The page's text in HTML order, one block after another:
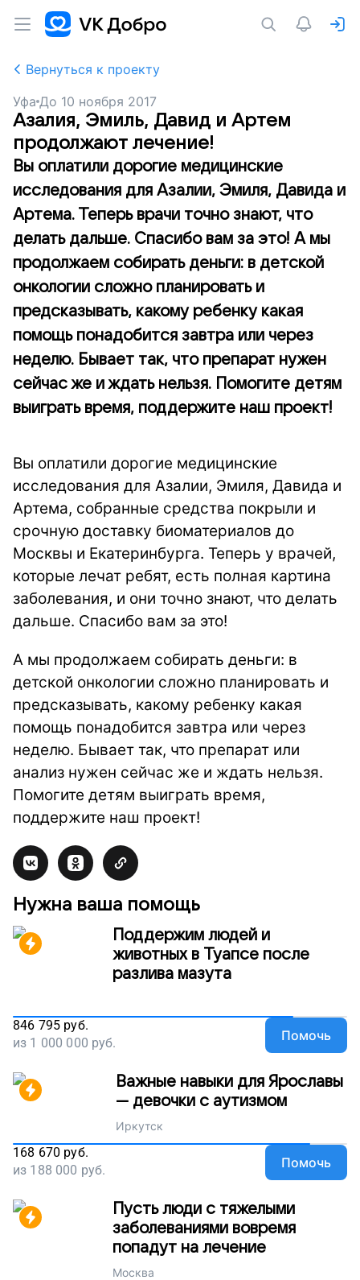
Вернуться к проекту
Уфа До 10 ноября 2017
Азалия, Эмиль, Давид и Артем
продолжают лечение!
Вы оплатили дорогие медицинские
исследования для Азалии, Эмиля, Давида и
Артема. Теперь врачи точно знают, что
делать дальше. Спасибо вам за это! А мы
продолжаем собирать деньги: в детской
онкологии сложно планировать и
предсказывать, какому ребенку какая
помощь понадобится завтра или через
неделю. Бывает так, что препарат нужен
сейчас же и ждать нельзя. Помогите детям
выиграть время, поддержите наш проект!
Вы оплатили дорогие медицинские
исследования для Азалии, Эмиля, Давида и
Артема, собранные средства покрыли и
срочную доставку биоматериалов до
Москвы и Екатеринбурга. Теперь у врачей,
которые лечат ребят, есть полная картина
заболевания, и они точно знают, что делать
дальше. Спасибо вам за это!
А мы продолжаем собирать деньги: в
детской онкологии сложно планировать и
предсказывать, какому ребенку какая
помощь понадобится завтра или через
неделю. Бывает так, что препарат или
анализ нужен сейчас же и ждать нельзя.
Помогите детям выиграть время,
поддержите наш проект!
Нужна ваша помощь
Поддержим людей и
животных в Туапсе после
разлива мазута
846 795 руб.
из 1 000 000 руб. Помочь
Важные навыки для Ярославы
— девочки с аутизмом
Иркутск
168 670 руб.
из 188 000 руб. Помочь
Пусть люди с тяжелыми
заболеваниями вовремя
попадут на лечение
Москва